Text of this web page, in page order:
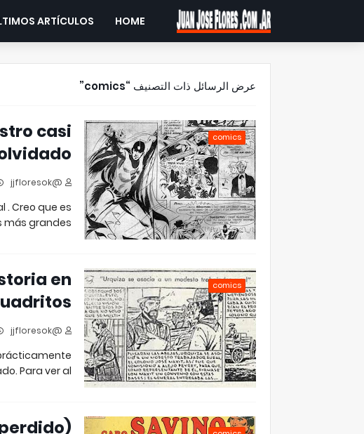
HOME
ARTÍCULOS
عرض الرسائل ذات التصنيف comics
comics
casi
@jjfloresok
. Creo que es
más grandes…
comics
en
@jjfloresok
Para ver al…